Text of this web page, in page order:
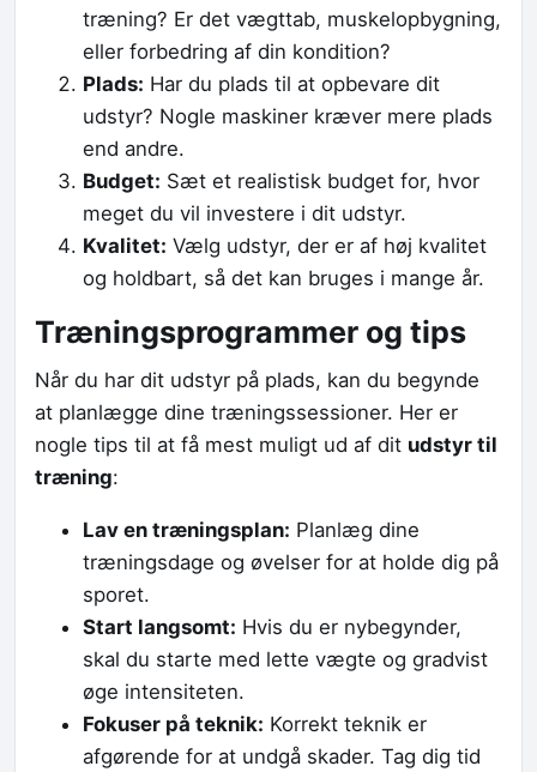
træning? Er det vægttab, muskelopbygning,
eller forbedring af din kondition?
Plads: Har du plads til at opbevare dit
udstyr? Nogle maskiner kræver mere plads
end andre.
Budget: Sæt et realistisk budget for, hvor
meget du vil investere i dit udstyr.
Kvalitet: Vælg udstyr, der er af høj kvalitet
og holdbart, så det kan bruges i mange år.
Træningsprogrammer og tips
Når du har dit udstyr på plads, kan du begynde
at planlægge dine træningssessioner. Her er
nogle tips til at få mest muligt ud af dit udstyr til
træning:
Lav en træningsplan: Planlæg dine
træningsdage og øvelser for at holde dig på
sporet.
Start langsomt: Hvis du er nybegynder,
skal du starte med lette vægte og gradvist
øge intensiteten.
Fokuser på teknik: Korrekt teknik er
afgørende for at undgå skader. Tag dig tid